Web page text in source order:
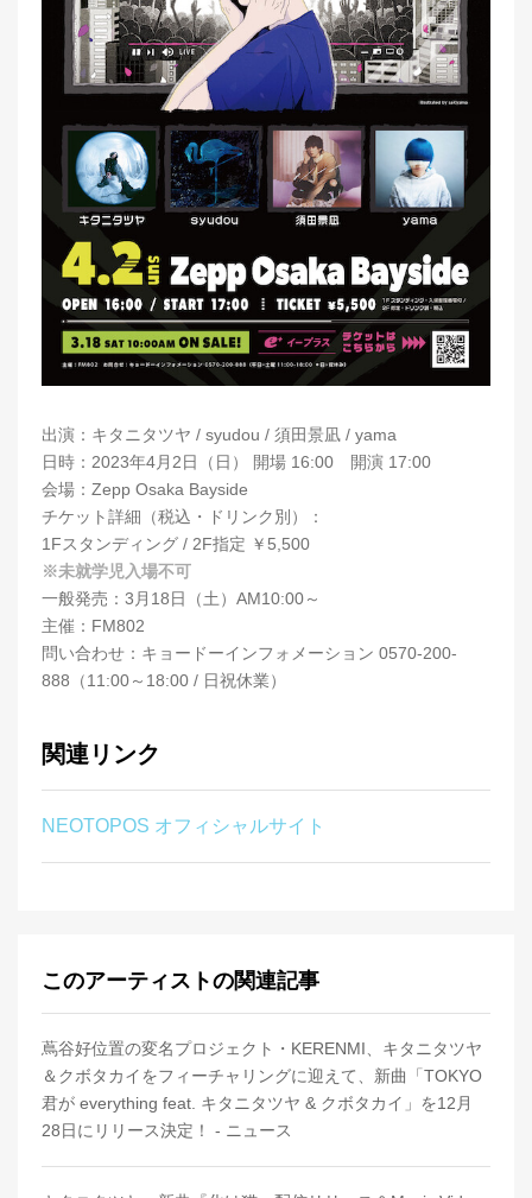
出演：キタニタツヤ / syudou / 須田景凪 / yama
日時：2023年4月2日（日） 開場 16:00 開演 17:00
会場：Zepp Osaka Bayside
チケット詳細（税込・ドリンク別）：
1Fスタンディング / 2F指定 ￥5,500
※未就学児入場不可
一般発売：3月18日（土）AM10:00～
主催：FM802
問い合わせ：キョードーインフォメーション 0570-200-
888（11:00～18:00 / 日祝休業）
関連リンク
NEOTOPOS オフィシャルサイト
このアーティストの関連記事
蔦谷好位置の変名プロジェクト・KERENMI、キタニタツヤ
＆クボタカイをフィーチャリングに迎えて、新曲「TOKYO
君が everything feat. キタニタツヤ & クボタカイ」を12月
28日にリリース決定！ - ニュース